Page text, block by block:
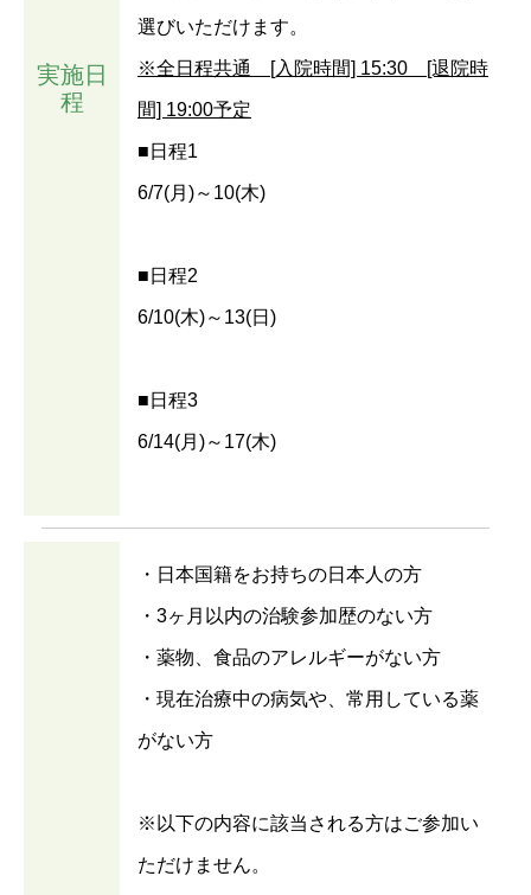
実施日
程
選びいただけます。
※全日程共通 [入院時間] 15:30 [退院時
間] 19:00予定
■日程1
6/7(月)～10(木)
■日程2
6/10(木)～13(日)
■日程3
6/14(月)～17(木)
・日本国籍をお持ちの日本人の方
・3ヶ月以内の治験参加歴のない方
・薬物、食品のアレルギーがない方
・現在治療中の病気や、常用している薬
がない方
※以下の内容に該当される方はご参加い
ただけません。